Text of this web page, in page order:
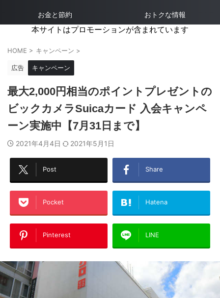
お金と節約 おトクな情報
本サイトはプロモーションが含まれています
HOME > キャンペーン >
広告 キャンペーン
最大2,000円相当のポイントプレゼントの
ビックカメラSuicaカード 入会キャンペ
ーン実施中【7月31日まで】
2021年4月4日 2021年5月1日
Post Share
Pocket Hatena
Pinterest LINE